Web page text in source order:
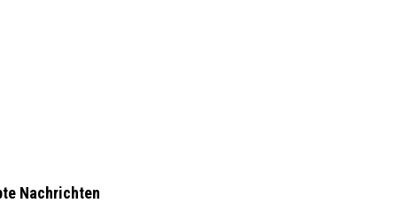
Nachrichten